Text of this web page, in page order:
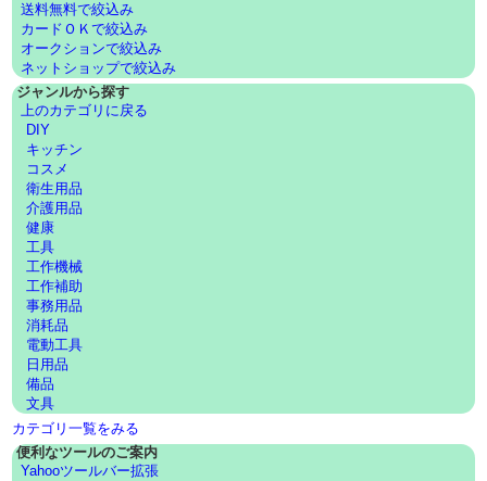
送料無料で絞込み
カードＯＫで絞込み
オークションで絞込み
ネットショップで絞込み
ジャンルから探す
上のカテゴリに戻る
DIY
キッチン
コスメ
衛生用品
介護用品
健康
工具
工作機械
工作補助
事務用品
消耗品
電動工具
日用品
備品
文具
カテゴリ一覧をみる
便利なツールのご案内
Yahooツールバー拡張